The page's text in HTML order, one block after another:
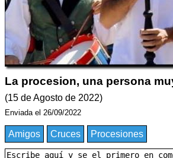
La procesion, una persona
(15 de Agosto de 2022)
Enviada el 26/09/2022
Amigos Cruces Procesiones